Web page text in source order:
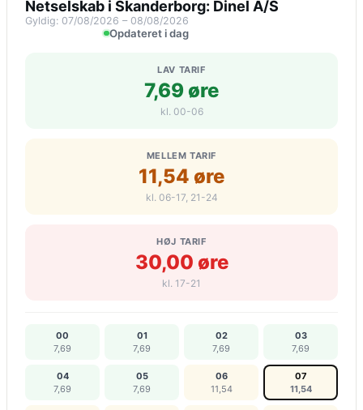
Netselskab i Skanderborg: Dinel A/S
Gyldig: 07/08/2026 – 08/08/2026
Opdateret i dag
LAV TARIF
7,69 øre
kl. 00-06
MELLEM TARIF
11,54 øre
kl. 06-17, 21-24
HØJ TARIF
30,00 øre
kl. 17-21
00
7,69
01
7,69
02
7,69
03
7,69
04
7,69
05
7,69
06
11,54
07
11,54